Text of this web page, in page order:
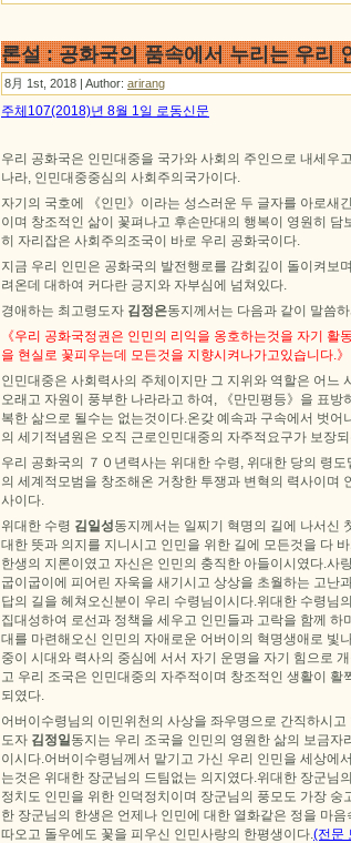
론설 : 공화국의 품속에서 누리는 우리
8月 1st, 2018 | Author: arirang
주체107(2018)년 8월 1일 로동신문
우리 공화국은 인민대중을 국가와 사회의 주인으로 내세우
나라, 인민대중중심의 사회주의국가이다.
자기의 국호에 《인민》이라는 성스러운 두 글자를 아로새
이며 창조적인 삶이 꽃펴나고 후손만대의 행복이 영원히
히 자리잡은 사회주의조국이 바로 우리 공화국이다.
지금 우리 인민은 공화국의 발전행로를 감회깊이 돌이켜보
려온데 대하여 커다란 긍지와 자부심에 넘쳐있다.
경애하는 최고령도자 김정은동지께서는 다음과 같이 말씀
《우리 공화국정권은 인민의 리익을 옹호하는것을 자기
을 현실로 꽃피우는데 모든것을 지향시켜나가고있습니다.》
인민대중은 사회력사의 주체이지만 그 지위와 역할은 어느
오래고 자원이 풍부한 나라라고 하여, 《만민평등》을 표
복한 삶으로 될수는 없는것이다.온갖 예속과 구속에서 벗
의 세기적념원은 오직 근로인민대중의 자주적요구가 보장
우리 공화국의 ７０년력사는 위대한 수령, 위대한 당의 령
의 세계적모범을 창조해온 거창한 투쟁과 변혁의 력사이며
사이다.
위대한 수령 김일성동지께서는 일찌기 혁명의 길에 나서신
대한 뜻과 의지를 지니시고 인민을 위한 길에 모든것을 다
한생의 지론이였고 자신은 인민의 충직한 아들이시였다.사
굽이굽이에 피어린 자욱을 새기시고 상상을 초월하는 고난
답의 길을 헤쳐오신분이 우리 수령님이시다.위대한 수령님
집대성하여 로선과 정책을 세우고 인민들과 고락을 함께
대를 마련해오신 인민의 자애로운 어버이의 혁명생애로 빛
중이 시대와 력사의 중심에 서서 자기 운명을 자기 힘으로
고 우리 조국은 인민대중의 자주적이며 창조적인 생활이
되였다.
어버이수령님의 이민위천의 사상을 좌우명으로 간직하시
도자 김정일동지는 우리 조국을 인민의 영원한 삶의 보금
이시다.어버이수령님께서 맡기고 가신 우리 인민을 세상에
는것은 위대한 장군님의 드팀없는 의지였다.위대한 장군님
정치도 인민을 위한 인덕정치이며 장군님의 풍모도 가장
한 장군님의 한생은 언제나 인민에 대한 열화같은 정을 마
따오고 돌우에도 꽃을 피우신 인민사랑의 한평생이다.(전문